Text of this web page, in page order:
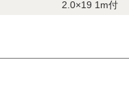
2.0×19 1m付